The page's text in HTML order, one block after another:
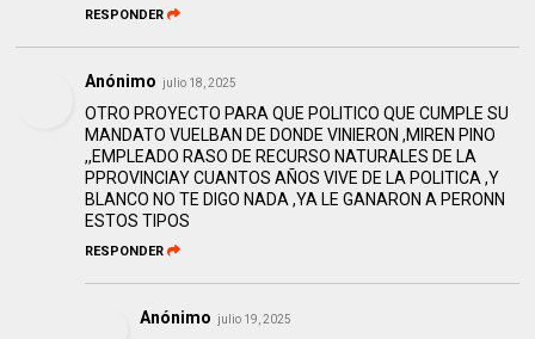
RESPONDER
Anónimo julio 18, 2025
OTRO PROYECTO PARA QUE POLITICO QUE CUMPLE SU
MANDATO VUELBAN DE DONDE VINIERON ,MIREN PINO
,,EMPLEADO RASO DE RECURSO NATURALES DE LA
PPROVINCIAY CUANTOS AÑOS VIVE DE LA POLITICA ,Y
BLANCO NO TE DIGO NADA ,YA LE GANARON A PERONN
ESTOS TIPOS
RESPONDER
Anónimo julio 19, 2025